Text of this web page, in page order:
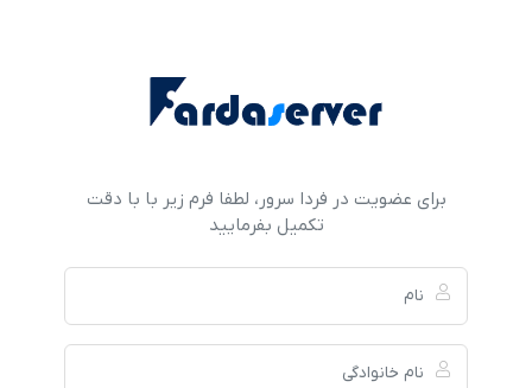
برای عضویت در فردا سرور، لطفا فرم زیر با با دقت
تکمیل بفرمایید